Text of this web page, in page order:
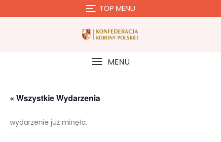
to
TOP MENU
MENU
« Wszystkie Wydarzenia
wydarzenie już minęło.